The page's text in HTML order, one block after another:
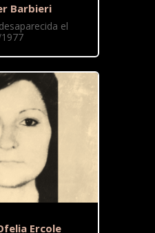
Barbieri
el
Ercole